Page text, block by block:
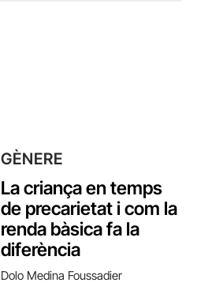
GÈNERE
La criança en temps
de precarietat i com la
renda bàsica fa la
diferència
Dolo Medina Foussadier